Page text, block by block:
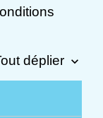
déplier keyboard_arrow_down